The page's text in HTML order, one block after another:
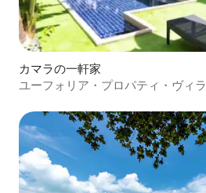
カマラの一軒家
ユーフォリア・プロパティ・ヴィラ